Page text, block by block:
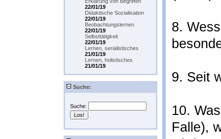
22/01/19
Didaktische Sozialisation
22/01/19
Beobachtungslernen
22/01/19
Selbsttätigkeit
22/01/19
Lernen, serialistisches
21/01/19
Lernen, holistisches
21/01/19
Suche:
Suche:
8.
9. Seit
10.
Falle),